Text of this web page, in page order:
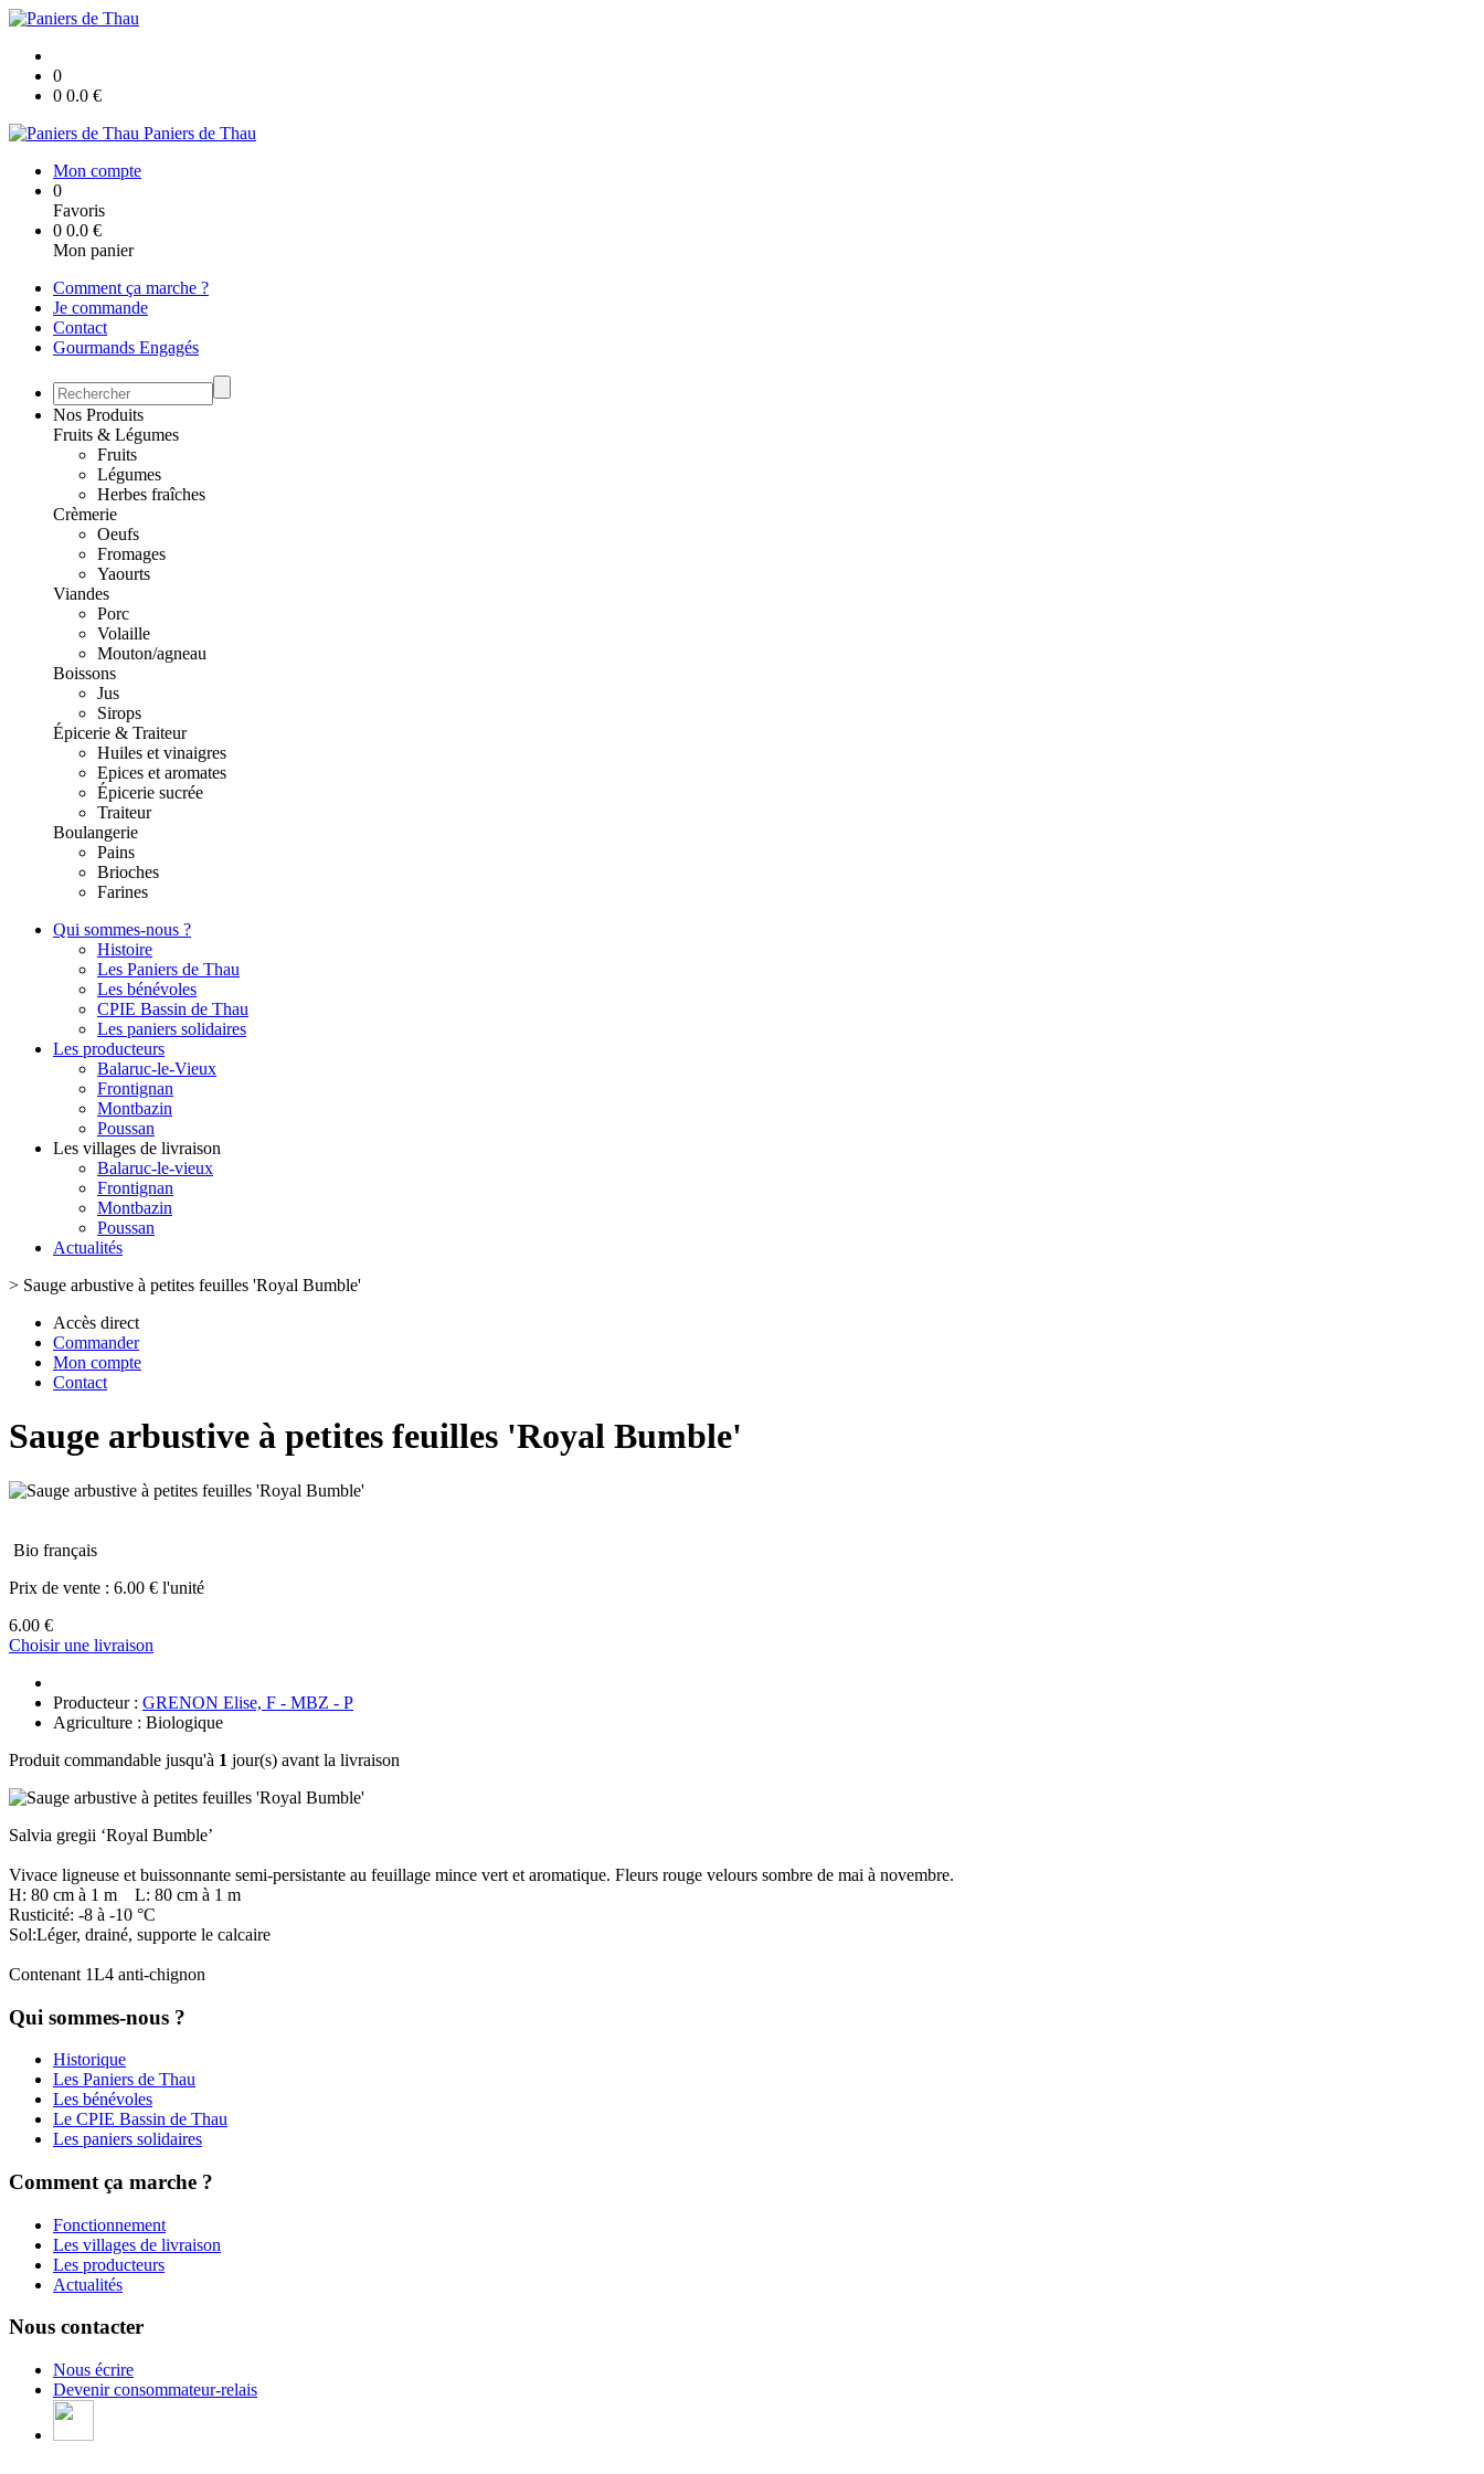
0
0 0.0 €
Paniers de Thau
Mon compte
0
Favoris
0 0.0 €
Mon panier
Comment ça marche ?
Je commande
Contact
Gourmands Engagés
Nos Produits
Fruits & Légumes
Fruits
Légumes
Herbes fraîches
Crèmerie
Oeufs
Fromages
Yaourts
Viandes
Porc
Volaille
Mouton/agneau
Boissons
Jus
Sirops
Épicerie & Traiteur
Huiles et vinaigres
Epices et aromates
Épicerie sucrée
Traiteur
Boulangerie
Pains
Brioches
Farines
Qui sommes-nous ?
Histoire
Les Paniers de Thau
Les bénévoles
CPIE Bassin de Thau
Les paniers solidaires
Les producteurs
Balaruc-le-Vieux
Frontignan
Montbazin
Poussan
Les villages de livraison
Balaruc-le-vieux
Frontignan
Montbazin
Poussan
Actualités
> Sauge arbustive à petites feuilles 'Royal Bumble'
Accès direct
Commander
Mon compte
Contact
Sauge arbustive à petites feuilles 'Royal Bumble'
Bio français
Prix de vente : 6.00 € l'unité
6.00 €
Choisir une livraison
Producteur : GRENON Elise, F - MBZ - P
Agriculture : Biologique
Produit commandable jusqu'à 1 jour(s) avant la livraison
Salvia gregii ‘Royal Bumble’
Vivace ligneuse et buissonnante semi-persistante au feuillage mince vert et aromatique. Fleurs rouge velours sombre de mai à novembre.
H: 80 cm à 1 m L: 80 cm à 1 m
Rusticité: -8 à -10 °C
Sol:Léger, drainé, supporte le calcaire
Contenant 1L4 anti-chignon
Qui sommes-nous ?
Historique
Les Paniers de Thau
Les bénévoles
Le CPIE Bassin de Thau
Les paniers solidaires
Comment ça marche ?
Fonctionnement
Les villages de livraison
Les producteurs
Actualités
Nous contacter
Nous écrire
Devenir consommateur-relais